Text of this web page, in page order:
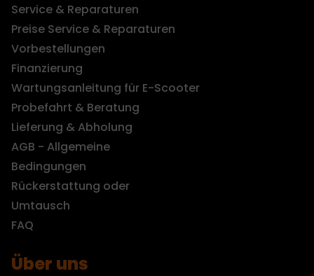
Service & Reparaturen
Preise Service & Reparaturen
Vorbestellungen
Finanzierung
Wartungsanleitung für E-Scooter
Probefahrt & Beratung
Lieferung & Abholung
AGB - Allgemeine
Bedingungen
Rückerstattung oder
Umtausch
FAQ
Über uns